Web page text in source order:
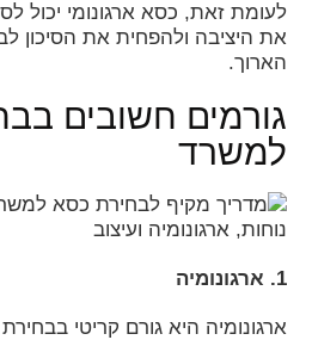
לעומת זאת, כסא ארגונומי יכול
את היציבה ולהפחית את הסיכון
הארוך.
גורמים חשובים
למשרד
1. ארגונומיה
ארגונומיה היא גורם קריטי